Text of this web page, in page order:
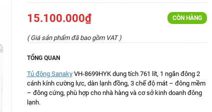
15.100.000₫ CÒN HÀNG
( Giá sản phẩm đã bao gồm VAT )
TỔNG QUAN
Tủ đông SanakyVH-8699HYK dung tích 761 lít, 1 ngăn đông 2
cánh kính cường lực, dàn lạnh đồng, 3 chế độ mát – đông mềm
– đông cứng, phù hợp cho nhà hàng và cơ sở kinh doanh đông
lạnh.